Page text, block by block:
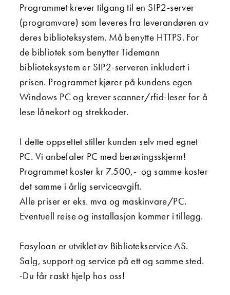
Programmet krever tilgang til en SIP2-server
(programvare) som leveres fra leverandøren av
deres biblioteksystem. Må benytte HTTPS. For
de bibliotek som benytter Tidemann
biblioteksystem er SIP2-serveren inkludert i
prisen. Programmet kjører på kundens egen
Windows PC og krever scanner/rfid-leser for å
lese lånekort og strekkoder.
I dette oppsettet stiller kunden selv med egnet
PC. Vi anbefaler PC med berøringsskjerm!
Programmet koster kr 7.500,- og samme koster
det samme i årlig serviceavgift.
Alle priser er eks. mva og maskinvare/PC.
Eventuell reise og installasjon kommer i tillegg.
Easyloan er utviklet av Bibliotekservice AS.
Salg, support og service på ett og samme sted.
-Du får raskt hjelp hos oss!